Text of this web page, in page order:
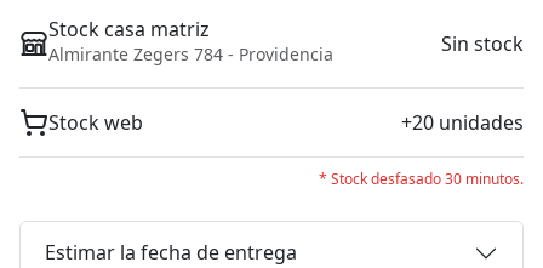
Stock casa matriz
Almirante Zegers 784 - Providencia Sin stock
Stock web +20 unidades
* Stock desfasado 30 minutos.
Estimar la fecha de entrega